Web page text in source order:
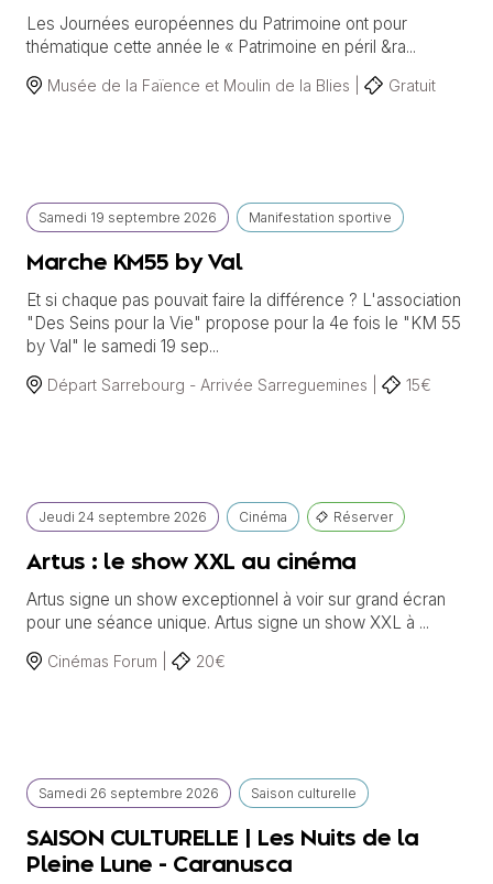
Les Journées européennes du Patrimoine ont pour
thématique cette année le « Patrimoine en péril &ra...
Musée de la Faïence et Moulin de la Blies | Gratuit
Samedi 19 septembre 2026 Manifestation sportive
Marche KM55 by Val
Et si chaque pas pouvait faire la différence ? L'association
"Des Seins pour la Vie" propose pour la 4e fois le "KM 55
by Val" le samedi 19 sep...
Départ Sarrebourg - Arrivée Sarreguemines | 15€
Jeudi 24 septembre 2026 Cinéma Réserver
Artus : le show XXL au cinéma
Artus signe un show exceptionnel à voir sur grand écran
pour une séance unique. Artus signe un show XXL à ...
Cinémas Forum | 20€
Samedi 26 septembre 2026 Saison culturelle
SAISON CULTURELLE | Les Nuits de la
Pleine Lune - Caranusca